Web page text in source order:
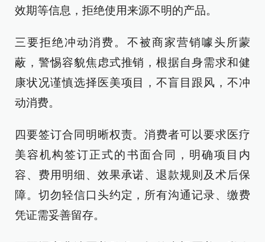
效期等信息，拒绝使用来源不明的产品。
三要拒绝冲动消费。不被商家营销噱头所蒙
蔽，警惕容貌焦虑式推销，根据自身需求和健
康状况谨慎选择医美项目，不盲目跟风，不冲
动消费。
四要签订合同明晰权责。消费者可以要求医疗
美容机构签订正式的书面合同，明确项目内
容、费用明细、效果承诺、退款规则及术后保
障。切勿轻信口头约定，所有沟通记录、缴费
凭证需妥善留存。